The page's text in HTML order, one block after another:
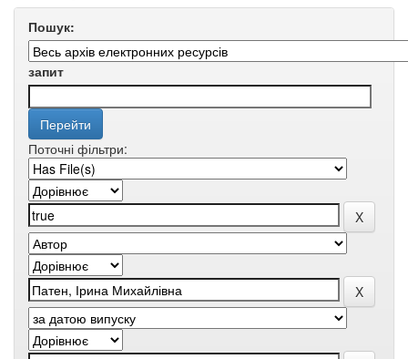
Пошук:
запит
Поточні фільтри: